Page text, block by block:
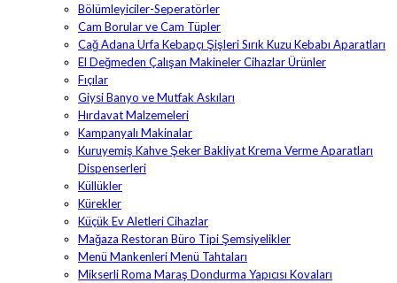
Bölümleyiciler-Seperatörler
Cam Borular ve Cam Tüpler
Cağ Adana Urfa Kebapçı Şişleri Sırık Kuzu Kebabı Aparatları
El Değmeden Çalışan Makineler Cihazlar Ürünler
Fıçılar
Giysi Banyo ve Mutfak Askıları
Hırdavat Malzemeleri
Kampanyalı Makinalar
Kuruyemiş Kahve Şeker Bakliyat Krema Verme Aparatları
Dispenserleri
Küllükler
Kürekler
Küçük Ev Aletleri Cihazlar
Mağaza Restoran Büro Tipi Şemsiyelikler
Menü Mankenleri Menü Tahtaları
Mikserli Roma Maraş Dondurma Yapıcısı Kovaları